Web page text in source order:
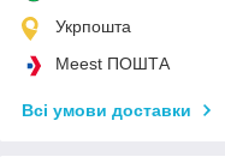
Укрпошта
Meest ПОШТА
Всі умови доставки